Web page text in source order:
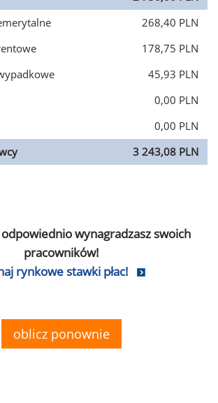
268,40 PLN
178,75 PLN
45,93 PLN
0,00 PLN
0,00 PLN
3 243,08 PLN
wynagradzasz swoich
pracowników!
rynkowe stawki płac!
oblicz ponownie